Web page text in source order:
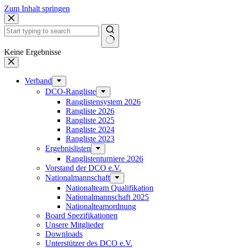
Zum Inhalt springen
Keine Ergebnisse
Verband
DCO-Rangliste
Ranglistensystem 2026
Rangliste 2026
Rangliste 2025
Rangliste 2024
Rangliste 2023
Ergebnislisten
Ranglistenturniere 2026
Vorstand der DCO e.V.
Nationalmannschaft
Nationalteam Qualifikation
Nationalmannschaft 2025
Nationalteamordnung
Board Spezifikationen
Unsere Mitglieder
Downloads
Unterstützer des DCO e.V.